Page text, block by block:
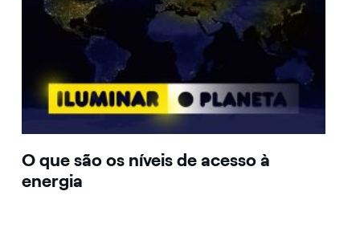
O que são os níveis de acesso à
energia